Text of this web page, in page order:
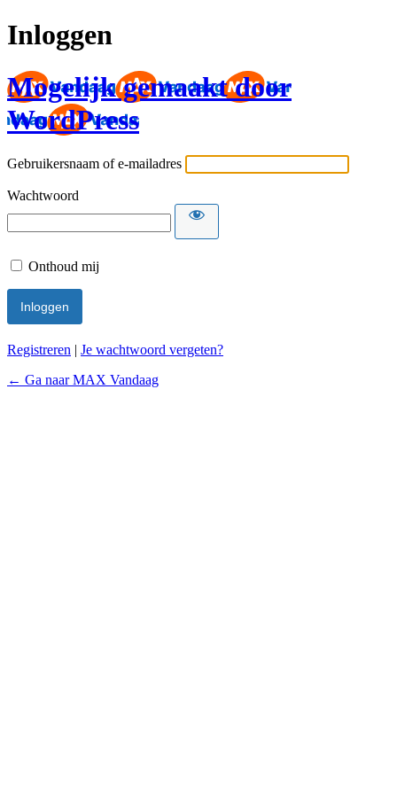
Inloggen
Mogelijk gemaakt door
WordPress
Gebruikersnaam of e-mailadres
Wachtwoord
Onthoud mij
Registreren | Je wachtwoord vergeten?
← Ga naar MAX Vandaag